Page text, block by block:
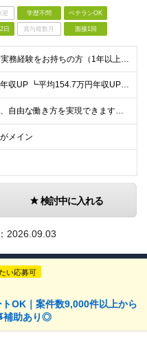
迎 学歴不問 ベテランOK
日 賞与複数月 面接1回
◆Web系の開発実務経験をお持ちの方（1年以上） ◆学歴不問 ◆既卒・第二新卒OK ☆Tech Labの事業内容、ビジョンに共感できる⽅はぜひご応募ください！ ☆意欲重視の採用です！ 「経歴に自信が
★入社後全員が年収UP ┗平均154.7万円年収UP！ ┗最大380万円UPの実績もあり 月給35万円～100万円＋決算賞与＋各種手当 【 給与イメージ 】 ◆経験1年以上…月給35万円～＋決算賞
◎全国どこでも、自由な働き方を実現できます！ 全国のプロジェクト先やフルリモート環境での勤務も可能です。 ＼自由度の高い働き方、叶えます／ ・フルリモートで働きたい ・ハイブリットに働きたい ・家庭
メイン
検討中に入れる
2026.09.03
い応募可
トOK｜案件数9,000件以上から
補助あり◎